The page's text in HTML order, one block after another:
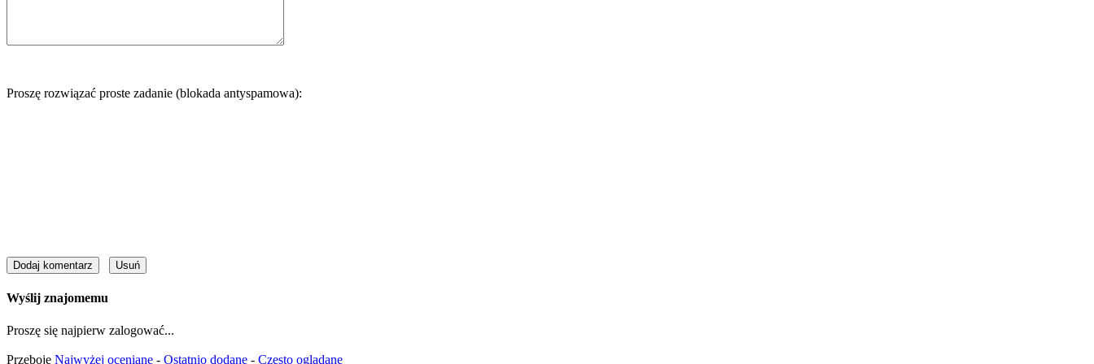
Proszę rozwiązać proste zadanie (blokada antyspamowa):
Wyślij znajomemu
Proszę się najpierw zalogować...
Przeboje Najwyżej oceniane - Ostatnio dodane - Często oglądane